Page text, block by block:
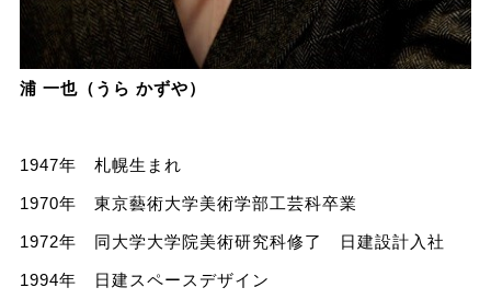
浦 一也（うら かずや）
1947年 札幌生まれ
1970年 東京藝術大学美術学部工芸科卒業
1972年 同大学大学院美術研究科修了 日建設計入社
1994年 日建スペースデザイン